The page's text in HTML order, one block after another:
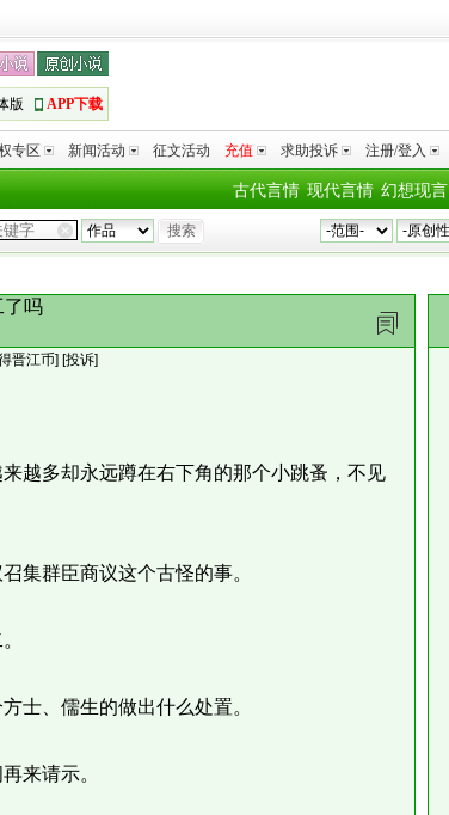
版 APP下载
专区 新闻活动 征文活动 充值 求助投诉 注册/登入
幻想现言
现代言情
古代言情
了吗
晋江币] [投诉]
多却永远蹲在右下角的那个小跳蚤，不见
群臣商议这个古怪的事。
、儒生的做出什么处置。
来请示。